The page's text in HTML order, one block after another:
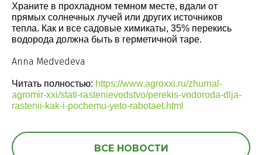
Храните в прохладном темном месте, вдали от
прямых солнечных лучей или других источников
тепла. Как и все садовые химикаты, 35% перекись
водорода должна быть в герметичной таре.
Anna Medvedeva
Читать полностью: https://www.agroxxi.ru/zhurnal-
agromir-xxi/stati-rastenievodstvo/perekis-vodoroda-dlja-
rastenii-kak-i-pochemu-yeto-rabotaet.html
ВСЕ НОВОСТИ